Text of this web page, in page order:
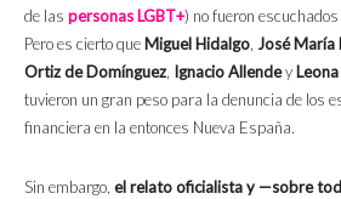
de las personas LGBT+) no fueron
Pero es cierto que Miguel Hidalgo, José María
Ortiz de Domínguez, Ignacio Allendey
tuvieron un gran peso para la denuncia de los
financiera en la entonces Nueva España.
Sin embargo, el relato oficialista y —sobre